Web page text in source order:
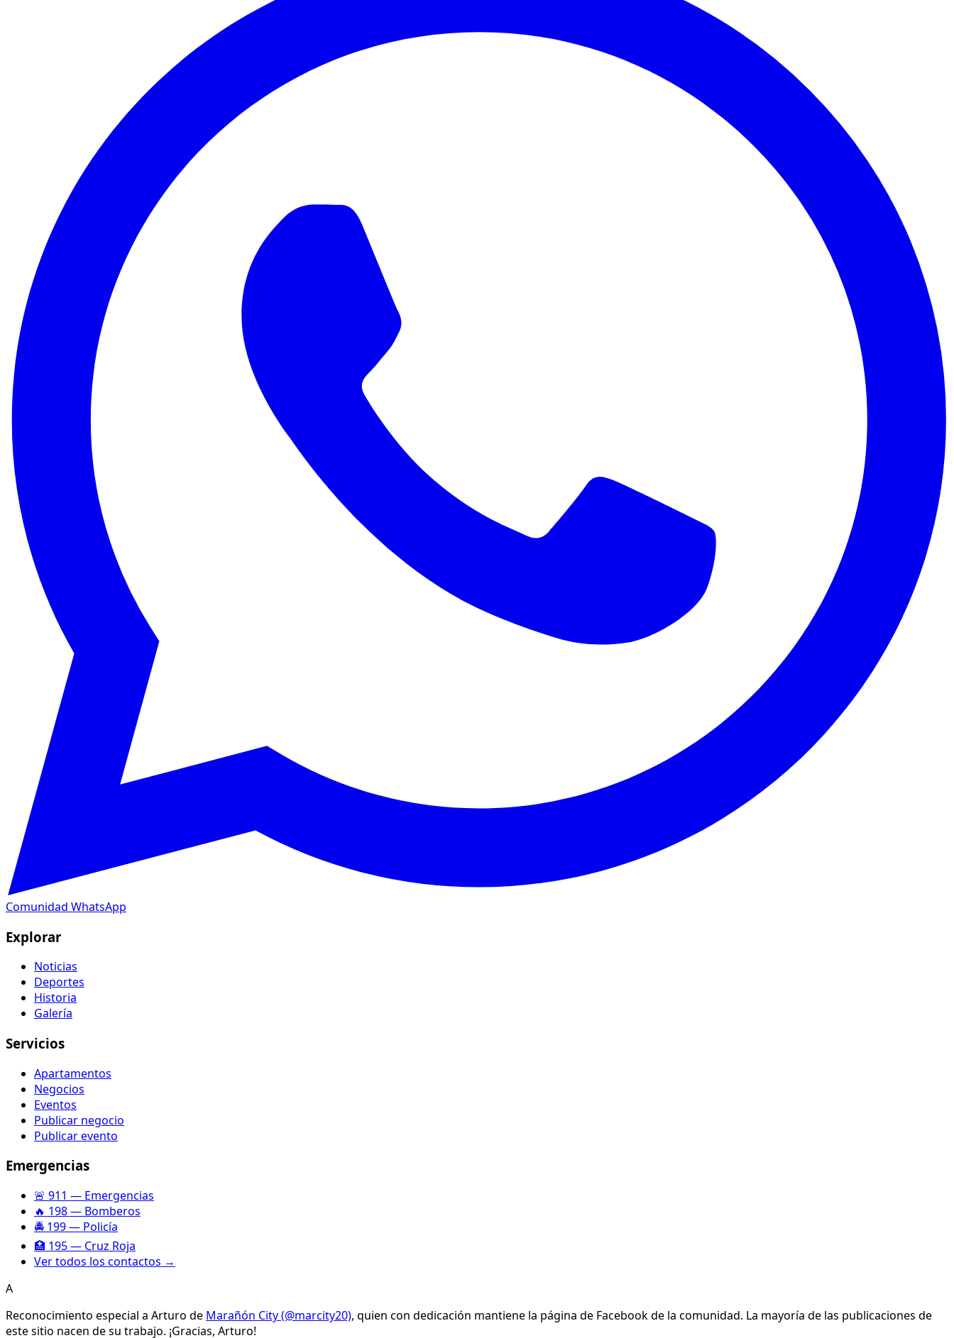
Comunidad WhatsApp
Explorar
Noticias
Deportes
Historia
Galería
Servicios
Apartamentos
Negocios
Eventos
Publicar negocio
Publicar evento
Emergencias
🚨 911 — Emergencias
🔥 198 — Bomberos
🚔 199 — Policía
🏥 195 — Cruz Roja
Ver todos los contactos →
A
Reconocimiento especial a Arturo de Marañón City (@marcity20), quien con dedicación mantiene la página de Facebook de la comunidad. La mayoría de las publicaciones de
este sitio nacen de su trabajo. ¡Gracias, Arturo!